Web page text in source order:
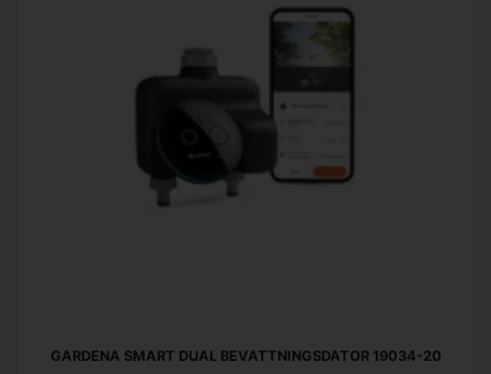
GARDENA SMART DUAL BEVATTNINGSDATOR 19034-20